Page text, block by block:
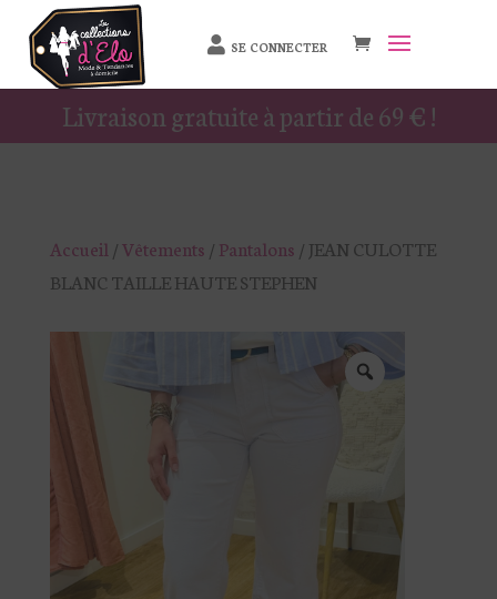
SE CONNECTER
Livraison gratuite à partir de 69 € !
Accueil /Vêtements / Pantalons / JEAN CULOTTE
BLANC TAILLE HAUTE STEPHEN